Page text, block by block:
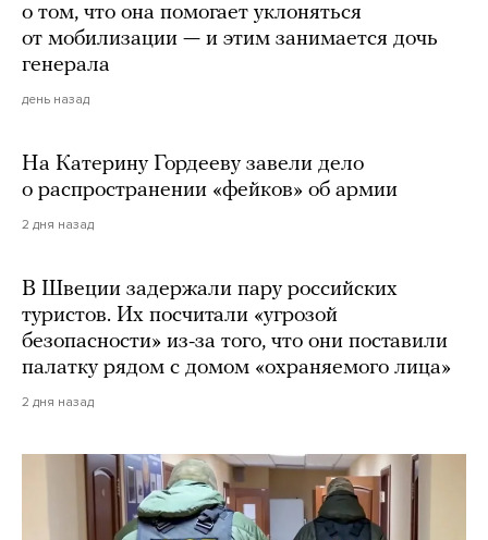
о том, что она помогает уклоняться
от мобилизации — и этим занимается дочь
генерала
день назад
На Катерину Гордееву завели дело
о распространении «фейков» об армии
2 дня назад
В Швеции задержали пару российских
туристов. Их посчитали «угрозой
безопасности» из-за того, что они поставили
палатку рядом с домом «охраняемого лица»
2 дня назад